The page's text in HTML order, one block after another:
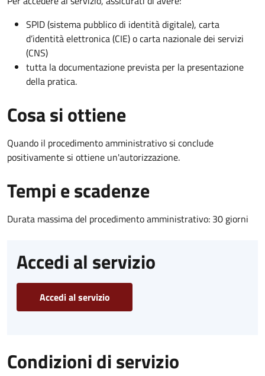
SPID (sistema pubblico di identità digitale), carta
d’identità elettronica (CIE) o carta nazionale dei servizi
(CNS)
tutta la documentazione prevista per la presentazione
della pratica.
Cosa si ottiene
Quando il procedimento amministrativo si conclude
positivamente si ottiene un'autorizzazione.
Tempi e scadenze
Durata massima del procedimento amministrativo: 30 giorni
Accedi al servizio
Accedi al servizio
Condizioni di servizio